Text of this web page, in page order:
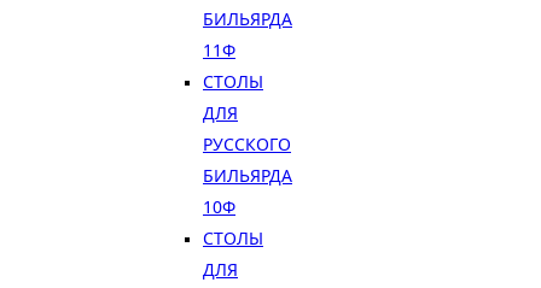
БИЛЬЯРДА
11Ф
СТОЛЫ
ДЛЯ
РУССКОГО
БИЛЬЯРДА
10Ф
СТОЛЫ
ДЛЯ